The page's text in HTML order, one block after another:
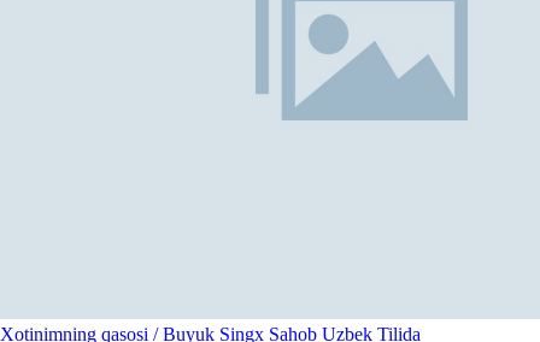
Xotinimning qasosi / Buyuk Singx Sahob Uzbek Tilida